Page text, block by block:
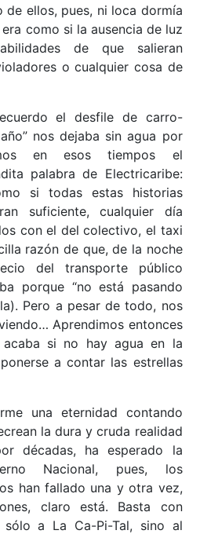
de ellos, pues, ni loca dormía
como si la ausencia de luz
de que salieran
o cualquier cosa de
el desfile de carro-
nos dejaba sin agua por
en esos tiempos el
palabra de Electricaribe:
si todas estas historias
suficiente, cualquier día
con el del colectivo, el taxi
razón de que, de la noche
del transporte público
porque “no está pasando
Pero a pesar de todo, nos
Aprendimos entonces
si no hay agua en la
a contar las estrellas
una eternidad contando
la dura y cruda realidad
décadas, ha esperado la
Nacional, pues, los
han fallado una y otra vez,
claro está. Basta con
a La Ca-Pi-Tal, sino al